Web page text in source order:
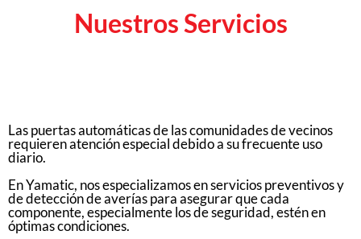
Nuestros Servicios
Las puertas automáticas de las comunidades de vecinos
requieren atención especial debido a su frecuente uso
diario.
En Yamatic, nos especializamos en servicios preventivos y
de detección de averías para asegurar que cada
componente, especialmente los de seguridad, estén en
óptimas condiciones.